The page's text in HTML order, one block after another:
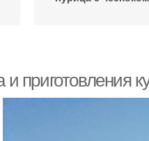
и приготовления